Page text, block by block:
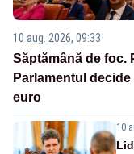
10 aug. 2026, 09:33
Săptămână de foc.
Parlamentul
euro
10